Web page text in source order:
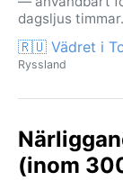
dagsljus timmar.
🇷🇺 Vädret i
Ryssland
(inom